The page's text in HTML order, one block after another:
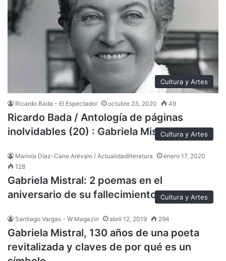
Cultura y Artes
Ricardo Bada - El Espectador octubre 23, 2020 49
Ricardo Bada / Antología de páginas
inolvidables (20) : Gabriela MistralCultura y Artes
Mariola Díaz-Cano Arévalo / Actualidadliteratura
enero 17, 2020
128
Gabriela Mistral: 2 poemas en el
aniversario de su fallecimiento Cultura y Artes
Santiago Vargas - W Magazin abril 12, 2019 294
Gabriela Mistral, 130 años de una poeta
revitalizada y claves de por qué es un